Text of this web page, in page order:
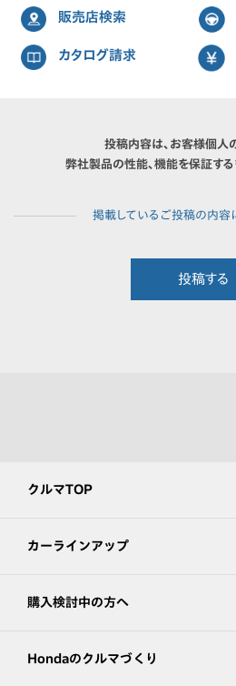
販売店検索
カタログ請求
投稿内容は、お客様個人
弊社製品の性能、機能を保証する
投稿する
クルマTOP
カーラインアップ
購入検討中の方へ
Hondaのクルマづくり